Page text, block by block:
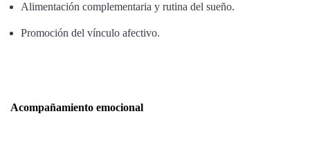
Alimentación complementaria y rutina del sueño.
Promoción del vínculo afectivo.
Acompañamiento emocional